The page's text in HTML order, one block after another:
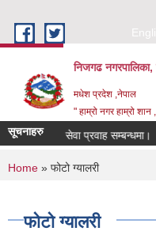
निजगढ नगरपालिका,
मधेश प्रदेश ,नेपाल
" हाम्रो नगर हाम्रो शान
सूचनाहरुसेवा प्रवाह सम्बन्धमा।
You are here
Home » फोटो ग्यालरी
फोटो ग्यालरी